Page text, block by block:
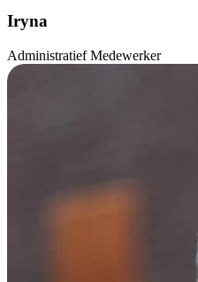
Iryna
Administratief Medewerker